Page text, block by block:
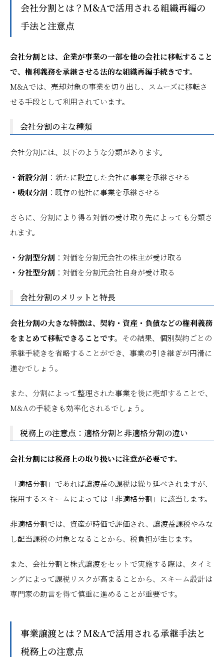
会社分割とは？M&Aで活用される組織再編の
手法と注意点
会社分割とは、企業が事業の一部を他の会社に移転すること
で、権利義務を承継させる法的な組織再編手続きです。
M&Aでは、売却対象の事業を切り出し、スムーズに移転さ
せる手段として利用されています。
会社分割の主な種類
会社分割には、以下のような分類があります。
・新設分割 ：新たに設立した会社に事業を承継させる
・吸収分割 ：既存の他社に事業を承継させる
さらに、分割により得る対価の受け取り先によっても分類さ
れます。
・分割型分割 ：対価を分割元会社の株主が受け取る
・分社型分割 ：対価を分割元会社自身が受け取る
会社分割のメリットと特長
会社分割の大きな特徴は、契約・資産・負債などの権利義務
をまとめて移転できることです。 その結果、個別契約ごとの
承継手続きを省略することができ、事業の引き継ぎが円滑に
進むでしょう。
また、分割によって整理された事業を後に売却することで、
M&Aの手続きも効率化されるでしょう。
税務上の注意点：適格分割と非適格分割の違い
会社分割には税務上の取り扱いに注意が必要です。
「適格分割」であれば譲渡益の課税は繰り延べされますが、
採用するスキームによっては「非適格分割」に該当します。
非適格分割では、資産が時価で評価され、譲渡益課税やみな
し配当課税の対象となることから、税負担が生じます。
また、会社分割と株式譲渡をセットで実施する際は、タイミ
ングによって課税リスクが高まることから、スキーム設計は
専門家の助言を得て慎重に進めることが重要です。
事業譲渡とは？M&Aで活用される承継手法と
税務上の注意点